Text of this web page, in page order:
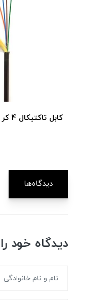
کابل تاکتیکال 2 کر بدون فلز مالتی مود
دیدگاه‌ها
دیدگاه خود